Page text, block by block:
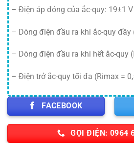
– Điện áp đóng của ắc-quy: 19±1 V
– Dòng điện đầu ra khi ắc-quy đầy
– Dòng điện đầu ra khi hết ắc-quy
– Điện trở ắc-quy tối đa (Rimax =
FACEBOOK
GỌI ĐIỆN: 0964